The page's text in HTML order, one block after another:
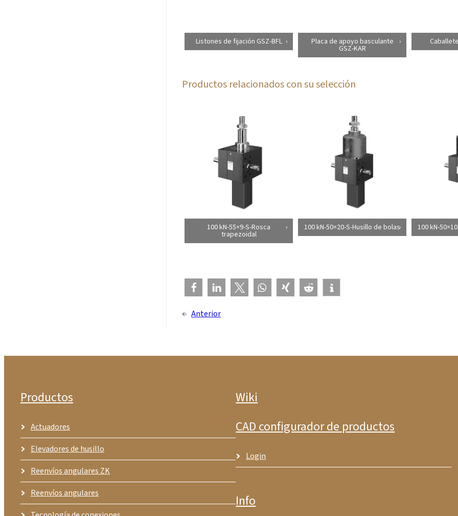
Listones de fijación GSZ-BFL Placa de apoyo basculante
GSZ-KAR
Productos relacionados con su selección
100 kN-55×9-S-Rosca
trapezoidal
100 kN-50×20-S-Husillo de bolas 100 kN-
← Anterior
Productos
Actuadores
Elevadores de husillo
Reenvíos angulares ZK
Reenvíos angulares
Wiki
CAD configurador de productos
Login
Info